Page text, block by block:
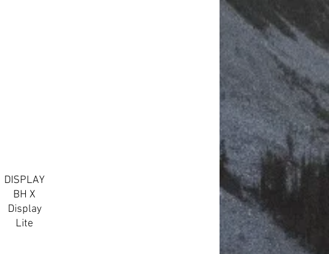
DISPLAY
BH X
Display
Lite